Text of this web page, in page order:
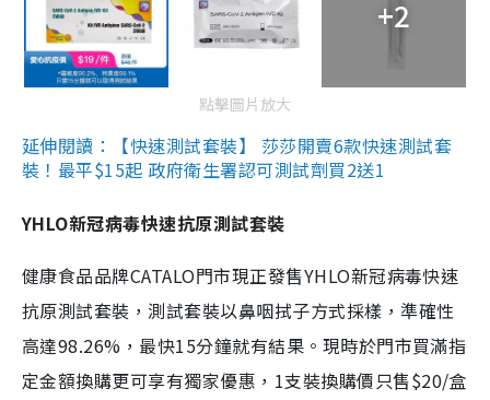
+2
點擊圖片放大
延伸閱讀：【快速測試套裝】 莎莎開賣6款快速測試套
裝！最平$15起 政府衛生署認可測試劑買2送1
YHLO新冠病毒快速抗原測試套裝
健康食品品牌CATALO門市現正發售YHLO新冠病毒快速
抗原測試套裝，測試套裝以鼻咽拭子方式採樣，準確性
高達98.26%，最快15分鐘就有結果。現時於門市買滿指
定金額換購更可享有獨家優惠，1支裝換購價只售$20/盒